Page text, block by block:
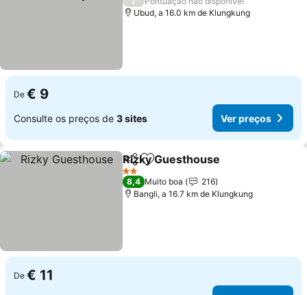
Ubud, a 16.0 km de Klungkung
De € 9
Consulte os preços de 3 sites Ver preços
PartilharAdicionar aos favoritos
Rizky Guesthouse
2 Estrelas
8,4 Muito boa
216
Bangli, a 16.7 km de Klungkung
De € 11